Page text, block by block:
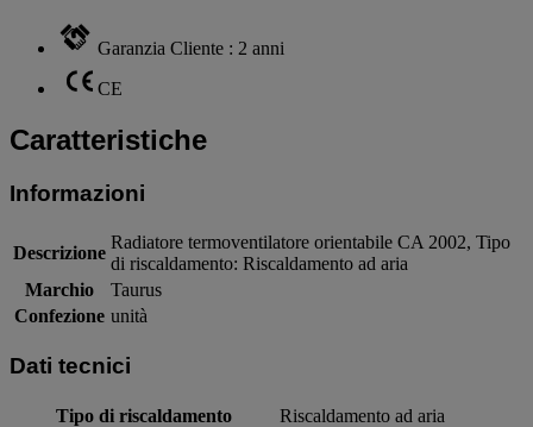
Garanzia Cliente : 2 anni
CE
Caratteristiche
Informazioni
Descrizione
Radiatore termoventilatore orientabile CA 2002, Tipo
di riscaldamento: Riscaldamento ad aria
Marchio
Taurus
Confezione unità
Dati tecnici
Tipo di riscaldamento
Riscaldamento ad aria